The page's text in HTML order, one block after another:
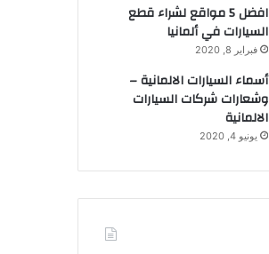
افضل 5 مواقع لشراء قطع
السيارات في ألمانيا
فبراير 8, 2020
أسماء السيارات الالمانية –
وشعارات شركات السيارات
الالمانية
يونيو 4, 2020